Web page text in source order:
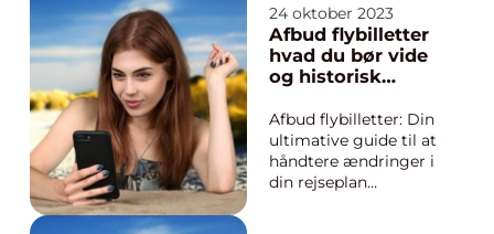
rejser. Det kan være
på grund af
uforudsete
omstændigheder,
arbejdsrelaterede
problemer eller
personlige forp...
24 oktober 2023
Afbud flybilletter
hvad du bør vide
og historisk
Afbud flybilletter: Din
ultimative guide til at
håndtere ændringer i
din rejseplan